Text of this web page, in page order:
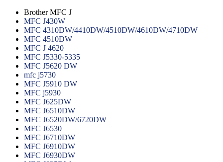
Brother MFC J
MFC J430W
MFC 4310DW/4410DW/4510DW/4610DW/4710DW
MFC 4510DW
MFC J 4620
MFC J5330-5335
MFC J5620 DW
mfc j5730
MFC J5910 DW
MFC j5930
MFC J625DW
MFC J6510DW
MFC J6520DW/6720DW
MFC J6530
MFC J6710DW
MFC J6910DW
MFC J6930DW